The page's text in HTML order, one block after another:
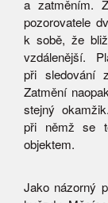
a zatměním.
pozorovatele
k sobě, že
vzdálenější.
při sledování
Zatmění
stejný
při němž se
objektem.
Jako názorný